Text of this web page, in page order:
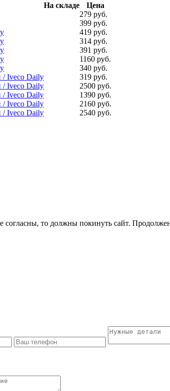
На складе
Цена
279 руб.
399 руб.
419 руб.
314 руб.
391 руб.
1160 руб.
340 руб.
/ Iveco Daily
319 руб.
/ Iveco Daily
2500 руб.
/ Iveco Daily
1390 руб.
/ Iveco Daily
2160 руб.
/ Iveco Daily
2540 руб.
то должны покинуть сайт.